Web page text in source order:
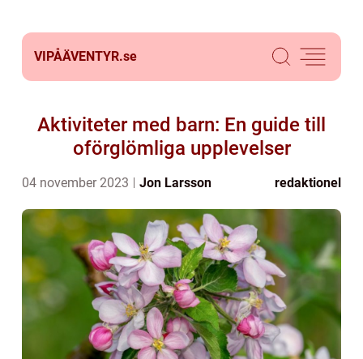
VIPÅÄVENTYR.se
Aktiviteter med barn: En guide till
oförglömliga upplevelser
04 november 2023 Jon Larsson redaktionel